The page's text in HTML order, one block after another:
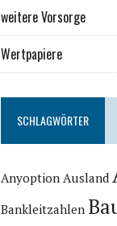
weitere Vorsorge
Wertpapiere
SCHLAGWÖRTER
Anyoption Ausland
Bankleitzahlen